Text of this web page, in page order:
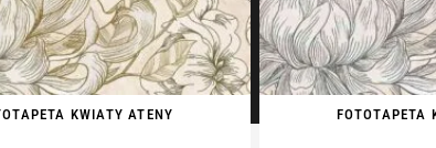
KWIATY ATENY FOTOTAPETA